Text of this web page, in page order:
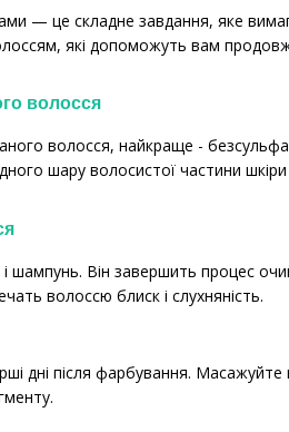
— це складне завдання, яке
які допоможуть вам
волосся
волосся, найкраще -
шару волосистої частини
шампунь. Він завершить процес
волоссю блиск і слухняність.
дні після фарбування.